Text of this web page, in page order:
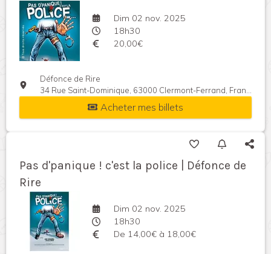
Dim 02 nov. 2025
18h30
20,00€
Défonce de Rire
34 Rue Saint-Dominique, 63000 Clermont-Ferrand, France
Acheter mes billets
Pas d'panique ! c'est la police | Défonce de
Rire
Dim 02 nov. 2025
18h30
De 14,00€ à 18,00€